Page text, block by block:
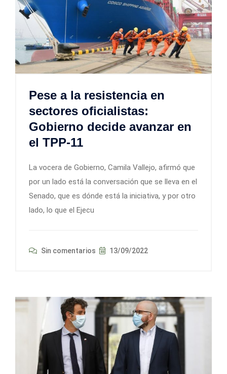
Pese a la resistencia en
sectores oficialistas:
Gobierno decide avanzar en
el TPP-11
La vocera de Gobierno, Camila Vallejo, afirmó que
por un lado está la conversación que se lleva en el
Senado, que es dónde está la iniciativa, y por otro
lado, lo que el Ejecu
Sin comentarios 13/09/2022